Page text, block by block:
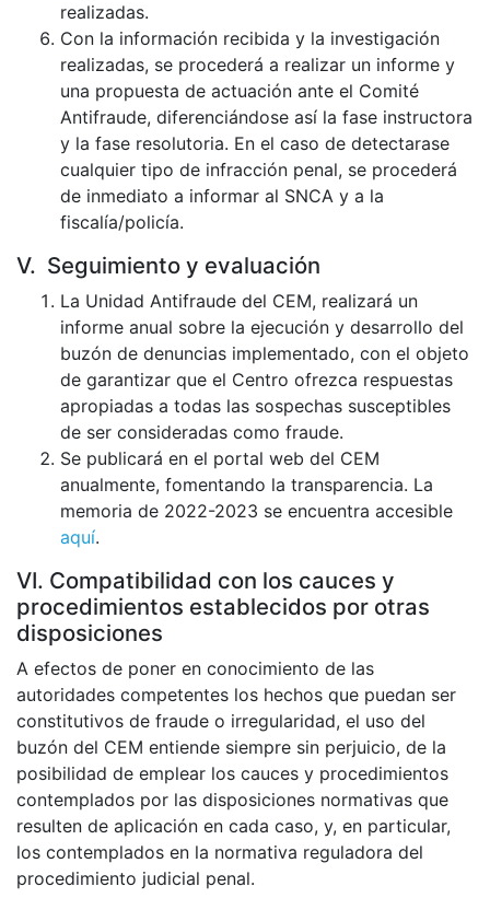
realizadas.
Con la información recibida y la investigación
realizadas, se procederá a realizar un informe y
una propuesta de actuación ante el Comité
Antifraude, diferenciándose así la fase instructora
y la fase resolutoria. En el caso de detectarase
cualquier tipo de infracción penal, se procederá
de inmediato a informar al SNCA y a la
fiscalía/policía.
V. Seguimiento y evaluación
La Unidad Antifraude del CEM, realizará un
informe anual sobre la ejecución y desarrollo del
buzón de denuncias implementado, con el objeto
de garantizar que el Centro ofrezca respuestas
apropiadas a todas las sospechas susceptibles
de ser consideradas como fraude.
Se publicará en el portal web del CEM
anualmente, fomentando la transparencia. La
memoria de 2022-2023 se encuentra accesible
aquí.
VI. Compatibilidad con los cauces y
procedimientos establecidos por otras
disposiciones
A efectos de poner en conocimiento de las
autoridades competentes los hechos que puedan ser
constitutivos de fraude o irregularidad, el uso del
buzón del CEM entiende siempre sin perjuicio, de la
posibilidad de emplear los cauces y procedimientos
contemplados por las disposiciones normativas que
resulten de aplicación en cada caso, y, en particular,
los contemplados en la normativa reguladora del
procedimiento judicial penal.